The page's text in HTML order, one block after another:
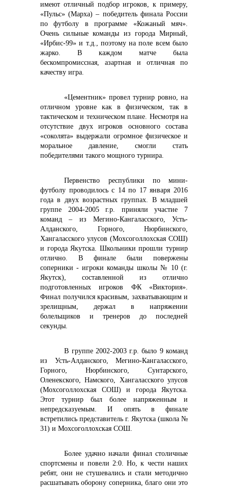
имеют отличный подбор игроков, к примеру,
«Пульс» (Марха) – победитель финала России
по футболу в программе «Кожаный мяч».
Очень сильные команды из города Мирный,
«Ирбис-99» и т.д., поэтому на поле всем было
жарко. В каждом матче была
бескомпромиссная, азартная и отличная по
качеству игра.
«Цементник» провел турнир ровно, на
отличном уровне как в физическом, так в
тактическом и техническом плане. Несмотря на
отсутствие двух игроков основного состава
«соколята» выдержали огромное физическое и
моральное давление, смогли стать
победителями такого мощного турнира.
Первенство республики по мини-
футболу проводилось с 14 по 17 января 2016
года в двух возрастных группах. В младшей
группе 2004-2005 г.р. приняли участие 7
команд – из Мегино-Кангаласского, Усть-
Алданского, Горного, Нюрбинского,
Хангаласского улусов (Мохсоголлохская СОШ)
и города Якутска. Школьники прошли турнир
отлично. В финале были повержены
соперники - игроки команды школы № 10 (г.
Якутск), составленной из отлично
подготовленных игроков ФК «Виктория».
Финал получился красивым, захватывающим и
зрелищным, держал в напряжении
болельщиков и тренеров до последней
секунды.
В группе 2002-2003 г.р. было 9 команд
из Усть-Алданского, Мегино-Кангаласского,
Горного, Нюрбинского, Сунтарского,
Оленекского, Намского, Хангаласского улусов
(Мохсоголлохская СОШ) и города Якутска.
Этот турнир был более напряженным и
непредсказуемым. И опять в финале
встретились представитель г. Якутска (школа №
31) и Мохсоголлохская СОШ.
Более удачно начали финал столичные
спортсмены и повели 2:0. Но, к чести наших
ребят, они не стушевались и стали методично
расшатывать оборону соперника, благо они это